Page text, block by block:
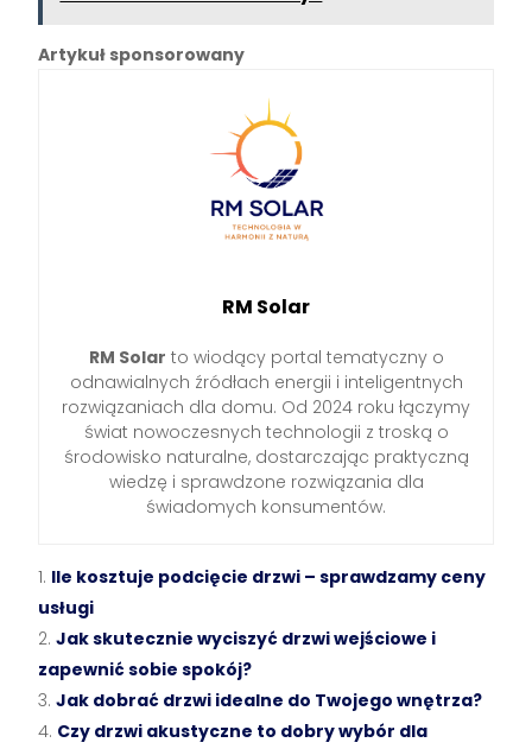
Artykuł sponsorowany
RM Solar
RM Solar to wiodący portal tematyczny o
odnawialnych źródłach energii i inteligentnych
rozwiązaniach dla domu. Od 2024 roku łączymy
świat nowoczesnych technologii z troską o
środowisko naturalne, dostarczając praktyczną
wiedzę i sprawdzone rozwiązania dla
świadomych konsumentów.
Ile kosztuje podcięcie drzwi – sprawdzamy ceny
usługi
Jak skutecznie wyciszyć drzwi wejściowe i
zapewnić sobie spokój?
Jak dobrać drzwi idealne do Twojego wnętrza?
Czy drzwi akustyczne to dobry wybór dla